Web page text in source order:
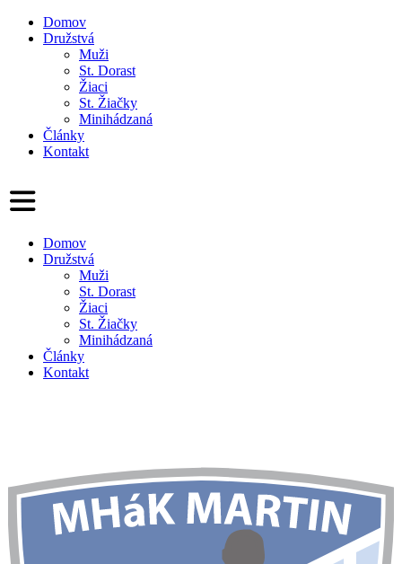
Domov
Družstvá
Muži
St. Dorast
Žiaci
St. Žiačky
Minihádzaná
Články
Kontakt
Domov
Družstvá
Muži
St. Dorast
Žiaci
St. Žiačky
Minihádzaná
Články
Kontakt